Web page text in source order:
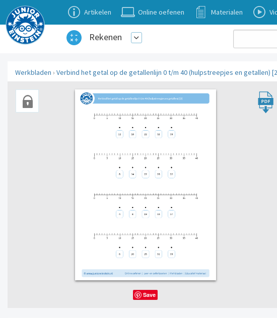
Artikelen Online oefenen Materialen
Rekenen
Werkbladen › Verbind het getal op de getallenlijn 0 t/m 40 (hulpstreepjes en getallen)
Save